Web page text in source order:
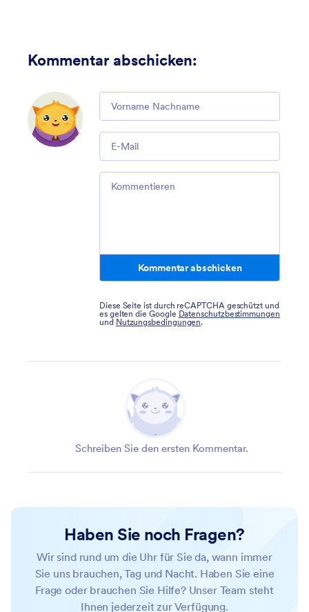
Kommentar abschicken:
Comment
Email
Comment
Kommentar abschicken
Diese Seite ist durch reCAPTCHA geschützt und
es gelten die Google Datenschutzbestimmungen
und Nutzungsbedingungen.
Schreiben Sie den ersten Kommentar.
Haben Sie noch Fragen?
Wir sind rund um die Uhr für Sie da, wann immer
Sie uns brauchen, Tag und Nacht. Haben Sie eine
Frage oder brauchen Sie Hilfe? Unser Team steht
Ihnen jederzeit zur Verfügung.